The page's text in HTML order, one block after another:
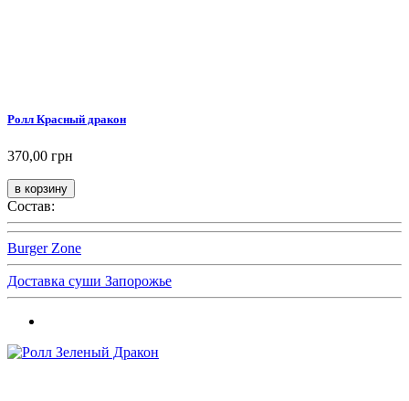
Ролл Красный дракон
370,00 грн
Состав:
Burger Zone
Доставка суши Запорожье